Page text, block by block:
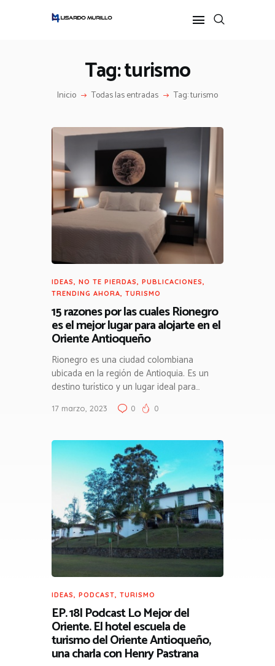
Tag: turismo
Inicio Todas las entradas Tag: turismo
PERFIL
IDEAS
PODCAST
IDEAS, NO TE PIERDAS, PUBLICACIONES,
TRENDING AHORA, TURISMO
15 razones por las cuales Rionegro
es el mejor lugar para alojarte en el
Oriente Antioqueño
Rionegro es una ciudad colombiana
ubicada en la región de Antioquia. Es un
destino turístico y un lugar ideal para…
17 marzo, 2023 0 0
IDEAS, PODCAST, TURISMO
EP. 18| Podcast Lo Mejor del
Oriente. El hotel escuela de
turismo del Oriente Antioqueño,
una charla con Henry Pastrana